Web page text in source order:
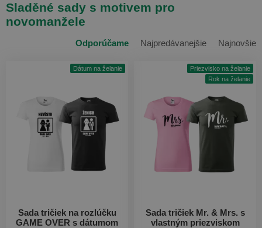
Sladěné sady s motivem pro
novomanžele
Odporúčame Najpredávanejšie Najnovšie
Dátum na želanie
Sada tričiek na rozlúčku
GAME OVER s dátumom
Priezvisko na želanie
Rok na želanie
Sada tričiek Mr. & Mrs. s
vlastným priezviskom